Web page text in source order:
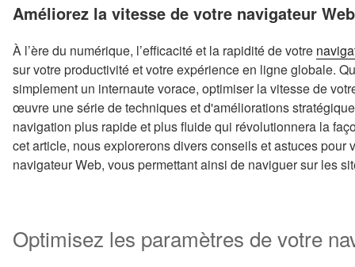
LE
Améliorez la vitesse de votre navigateur Web
À l’ère du numérique, l’efficacité et la rapidité de votre
sur votre productivité et votre expérience en ligne globale.
simplement un internaute vorace, optimiser la vitesse de
œuvre une série de techniques et d'améliorations
navigation plus rapide et plus fluide qui révolutionnera la
cet article, nous explorerons divers conseils et astuces pour
navigateur Web, vous permettant ainsi de naviguer sur les
Optimisez les paramètres de votre